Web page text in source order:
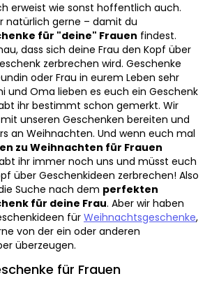
erweist wie sonst hoffentlich auch.
natürlich gerne – damit du
für "deine" Frauen findest.
dass sich deine Frau den Kopf über
zerbrechen wird. Geschenke
oder Frau in eurem Leben sehr
und Oma lieben es euch ein Geschenk
ihr bestimmt schon gemerkt. Wir
unseren Geschenken bereiten und
an Weihnachten. Und wenn euch mal
zu Weihnachten für Frauen
ihr immer noch uns und müsst euch
über Geschenkideen zerbrechen! Also
Suche nach dem perfekten
für deine Frau. Aber wir haben
fürWeihnachtsgeschenke,
von der ein oder anderen
überzeugen.
für Frauen